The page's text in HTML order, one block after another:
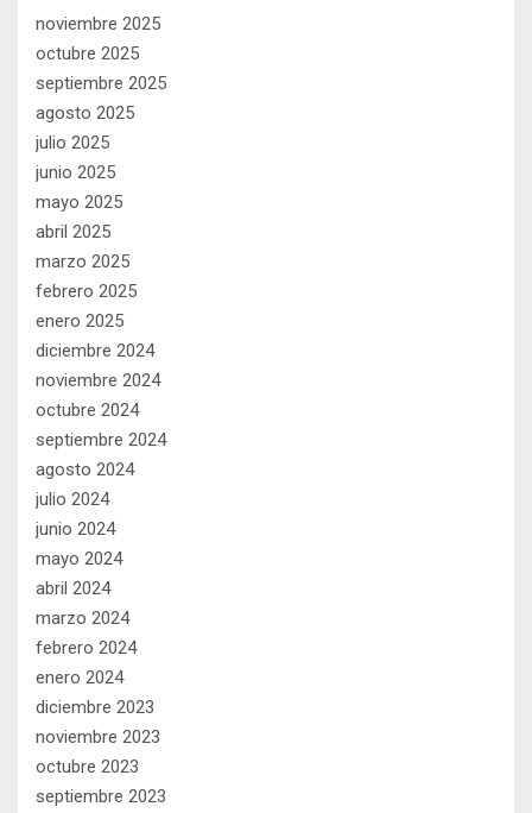
noviembre 2025
octubre 2025
septiembre 2025
agosto 2025
julio 2025
junio 2025
mayo 2025
abril 2025
marzo 2025
febrero 2025
enero 2025
diciembre 2024
noviembre 2024
octubre 2024
septiembre 2024
agosto 2024
julio 2024
junio 2024
mayo 2024
abril 2024
marzo 2024
febrero 2024
enero 2024
diciembre 2023
noviembre 2023
octubre 2023
septiembre 2023